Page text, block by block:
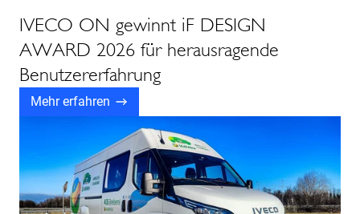
IVECO ON gewinnt iF DESIGN
AWARD 2026 für herausragende
Benutzererfahrung
Mehr erfahren